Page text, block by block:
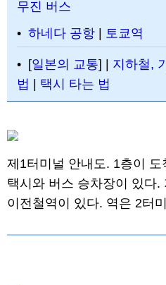
무진 버스
• 하네다 공항 토쿄역
• [일본의 교통] | 지하철,
법
택시 타는 법
제1터미널 안내도. 1층이
택시와 버스 승차장이 있다.
이전철역이 있다. 역은 2터